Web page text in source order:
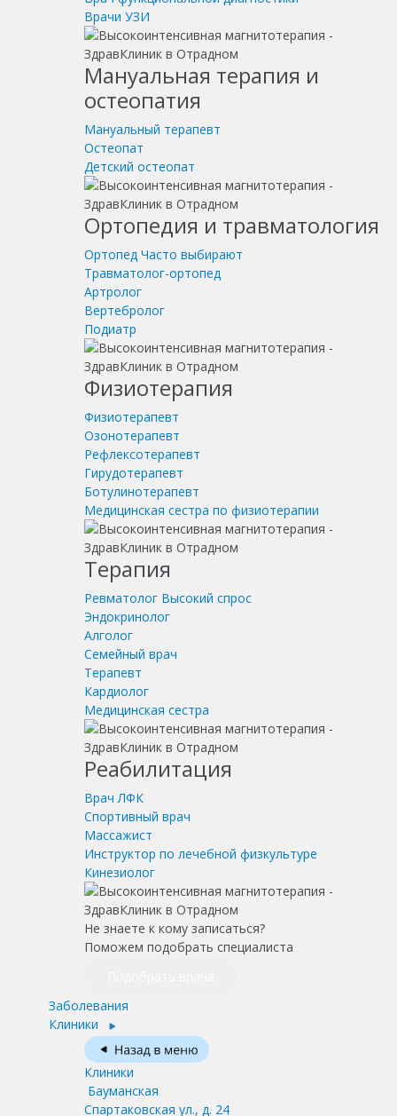
Врачи УЗИ
Мануальная терапия и
остеопатия
Мануальный терапевт
Остеопат
Детский остеопат
Ортопедия и травматология
Ортопед Часто выбирают
Травматолог-ортопед
Артролог
Вертебролог
Подиатр
Физиотерапия
Физиотерапевт
Озонотерапевт
Рефлексотерапевт
Гирудотерапевт
Ботулинотерапевт
Медицинская сестра по физиотерапии
Терапия
Ревматолог Высокий спрос
Эндокринолог
Алголог
Семейный врач
Терапевт
Кардиолог
Медицинская сестра
Реабилитация
Врач ЛФК
Спортивный врач
Массажист
Инструктор по лечебной физкультуре
Кинезиолог
Не знаете к кому записаться?
Поможем подобрать специалиста
Заболевания
Клиники
Клиники
Бауманская
Спартаковская ул., д. 24